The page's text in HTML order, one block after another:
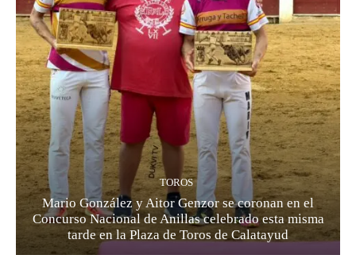
TOROS
Mario González y Aitor Genzor se coronan en el
Concurso Nacional de Anillas celebrado esta misma
tarde en la Plaza de Toros de Calatayud